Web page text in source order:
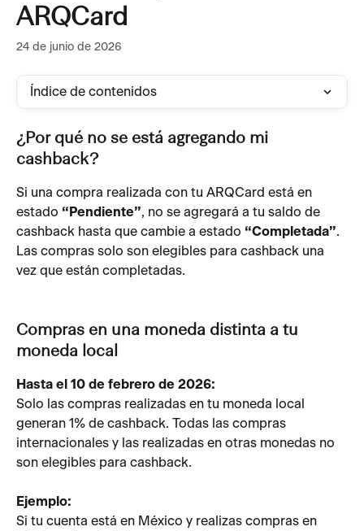
ARQCard
24 de junio de 2026
Índice de contenidos
¿Por qué no se está agregando mi
cashback?
Si una compra realizada con tu ARQCard está en
estado “Pendiente”, no se agregará a tu saldo de
cashback hasta que cambie a estado “Completada”.
Las compras solo son elegibles para cashback una
vez que están completadas.
Compras en una moneda distinta a tu
moneda local
Hasta el 10 de febrero de 2026:
Solo las compras realizadas en tu moneda local
generan 1% de cashback. Todas las compras
internacionales y las realizadas en otras monedas no
son elegibles para cashback.
Ejemplo:
Si tu cuenta está en México y realizas compras en